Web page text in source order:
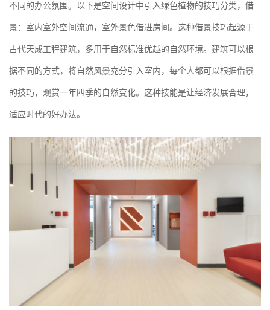
不同的办公氛围。以下是空间设计中引入绿色植物的技巧分类，借
景：室内室外空间流通，室外景色借进房间。这种借景技巧起源于
古代天成工程建筑，多用于自然标准优越的自然环境。建筑可以根
据不同的方式，将自然风景充分引入室内，每个人都可以根据借景
的技巧，观赏一年四季的自然变化。这种技能是让经济发展合理，
适应时代的好办法。